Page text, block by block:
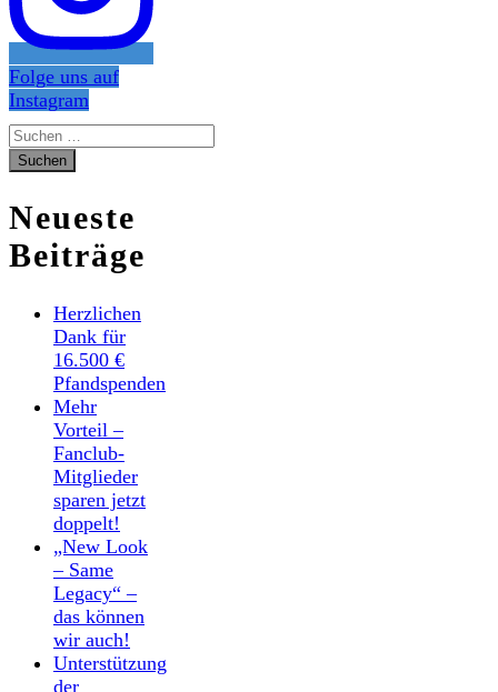
Folge uns auf
Instagram
Suchen
nach:
Neueste
Beiträge
Herzlichen
Dank für
16.500 €
Pfandspenden
Mehr
Vorteil –
Fanclub-
Mitglieder
sparen jetzt
doppelt!
„New Look
– Same
Legacy“ –
das können
wir auch!
Unterstützung
der